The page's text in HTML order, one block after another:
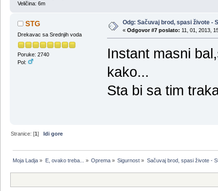
Veličina: 6m
STG
Drekavac sa Srednjih voda
Poruke: 2740
Pol:
Odg: Sačuvaj brod, spasi živote -
« Odgovor #7 poslato: 11, 01, 2013,
Instant masni
kako...
Sta bi sa tim
Stranice: [1]Idi gore
Moja Ladja » E, ovako treba... » Oprema» Sigurnost » Sačuvaj brod, spasi živote -